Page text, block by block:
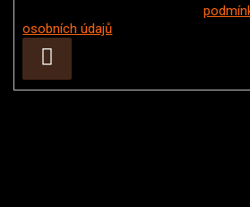
Vložením e-mailu souhlasíte s
osobních údajů
se